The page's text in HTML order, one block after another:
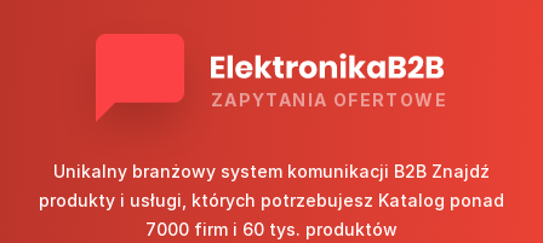
ZAPYTANIA OFERTOWE
Unikalny branżowy system komunikacji B2B Znajdź
produkty i usługi, których potrzebujesz Katalog ponad
7000 firm i 60 tys. produktów